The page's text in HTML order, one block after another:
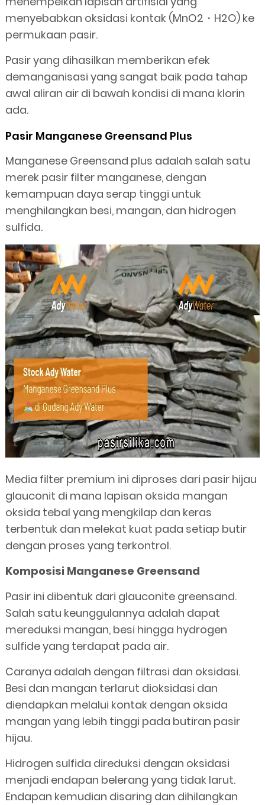
menyebabkan oksidasi kontak (MnO2・H2O) ke
permukaan pasir.
Pasir yang dihasilkan memberikan efek
demanganisasi yang sangat baik pada tahap
awal aliran air di bawah kondisi di mana klorin
ada.
Pasir Manganese Greensand Plus
Manganese Greensand plus adalah salah satu
merek pasir filter manganese, dengan
kemampuan daya serap tinggi untuk
menghilangkan besi, mangan, dan hidrogen
sulfida.
Media filter premium ini diproses dari pasir hijau
glauconit di mana lapisan oksida mangan
oksida tebal yang mengkilap dan keras
terbentuk dan melekat kuat pada setiap butir
dengan proses yang terkontrol.
Komposisi Manganese Greensand
Pasir ini dibentuk dari glauconite greensand.
Salah satu keunggulannya adalah dapat
mereduksi mangan, besi hingga hydrogen
sulfide yang terdapat pada air.
Caranya adalah dengan filtrasi dan oksidasi.
Besi dan mangan terlarut dioksidasi dan
diendapkan melalui kontak dengan oksida
mangan yang lebih tinggi pada butiran pasir
hijau.
Hidrogen sulfida direduksi dengan oksidasi
menjadi endapan belerang yang tidak larut.
Endapan kemudian disaring dan dihilangkan